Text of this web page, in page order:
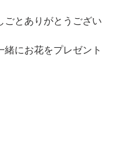
ごとありがとうござい
緒にお花をプレゼント